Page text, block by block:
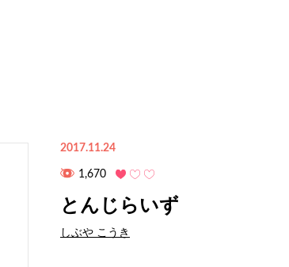
2017.11.24
1,670
とんじらいず
しぶや こうき